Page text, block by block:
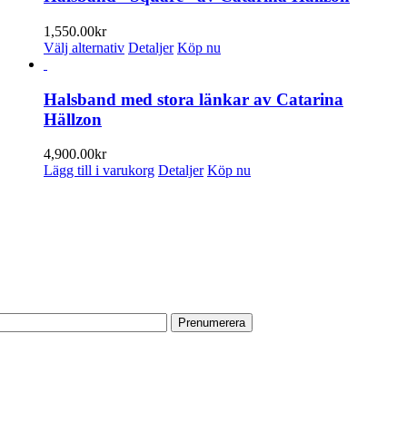
flera
De
olika
kan
väljas
1,550.00kr
Välj alternativ Den
har
flera
alternativen
Detaljer Köp nu
Halsband med stora länkar av Catarina
Hällzon
4,900.00kr
Lägg till i varukorg Detaljer Köp nu